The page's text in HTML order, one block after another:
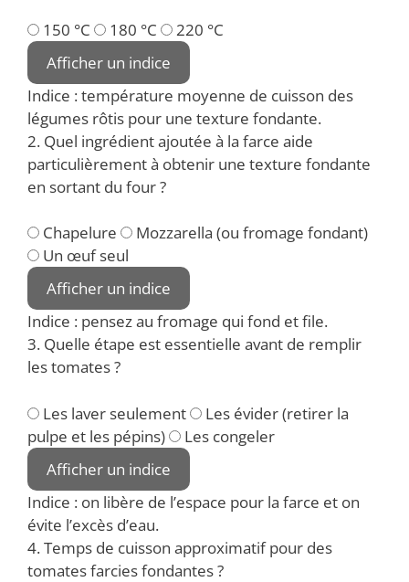
150 °C 180 °C
220 °C
Afficher un indice
Indice : température moyenne de cuisson des
légumes rôtis pour une texture fondante.
2. Quel ingrédient ajoutée à la farce aide
particulièrement à obtenir une texture fondante
en sortant du four ?
Chapelure
Mozzarella (ou fromage fondant)
Un œuf seul
Afficher un indice
Indice : pensez au fromage qui fond et file.
3. Quelle étape est essentielle avant de remplir
les tomates ?
Les laver seulement
Les évider (retirer la
pulpe et les pépins)
Les congeler
Afficher un indice
Indice : on libère de l’espace pour la farce et on
évite l’excès d’eau.
4. Temps de cuisson approximatif pour des
tomates farcies fondantes ?